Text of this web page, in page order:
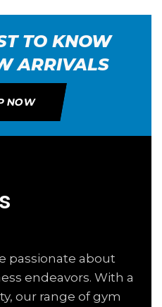
TO KNOW
ARRIVALS
NOW
passionate about
endeavors. With a
our range of gym